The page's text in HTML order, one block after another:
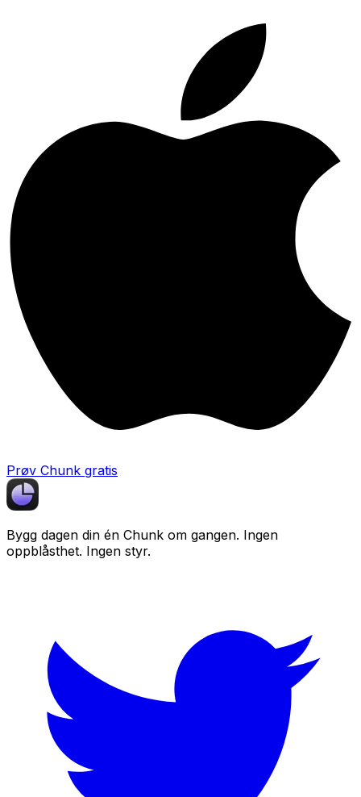
Prøv Chunk gratis
Bygg dagen din én Chunk om gangen. Ingen
oppblåsthet. Ingen styr.